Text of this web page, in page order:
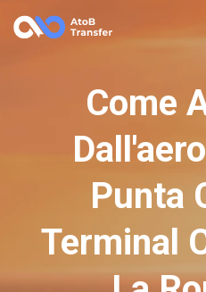
Come
Punta
Terminal